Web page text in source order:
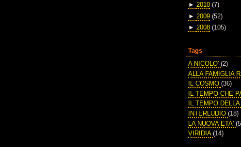
► 2010 (7)
► 2009 (52)
► 2008 (105)
Tags
A NICOLO' (2)
ALLA FAMIGLIA
IL COSMO (36)
IL TEMPO CHE
IL TEMPO
INTERLUDIO (18)
LA NUOVA ETA'
VIRIDIA (14)